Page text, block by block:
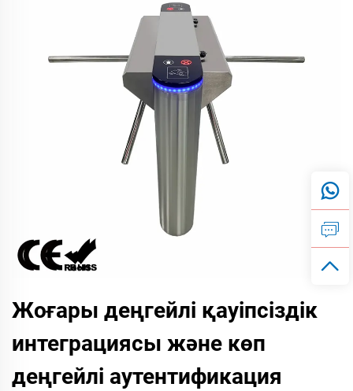
Жоғары деңгейлі қауіпсіздік
интеграциясы және көп
деңгейлі аутентификация